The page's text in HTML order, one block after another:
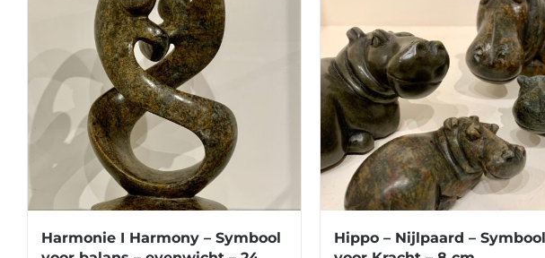
Harmonie I Harmony – Symbool
Hippo – Nijlpaard – Symbool